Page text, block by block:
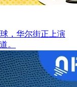
，华尔街正上演
。